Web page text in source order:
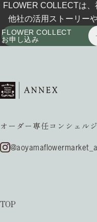
FLOWER COLLECTは、
他社の活用ストーリー
FLOWER COLLECT
お申し込み
オーダー専任コンシェル
TOP